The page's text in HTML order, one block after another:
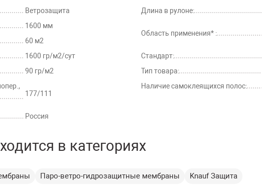
Ветрозащита
1600 мм
60 м2
1600 гр/м2/сут
90 гр/м2
177/111
Россия
Длина в рулоне:
Область применения* :
Стандарт:
Тип товара:
Наличие самоклеящихся полос:
в категориях
Паро-ветро-гидрозащитные мембраны Knauf Защита